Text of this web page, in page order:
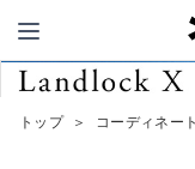
トップ ＞ コーディネー